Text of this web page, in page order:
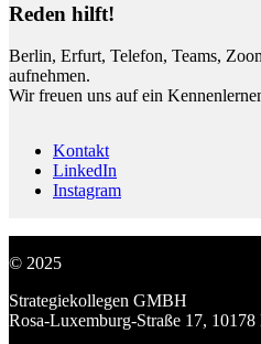
Reden hilft!
Berlin, Erfurt, Telefon, Teams,
aufnehmen.
Wir freuen uns auf ein
Kontakt
LinkedIn
Instagram
© 2025
Strategiekollegen GMBH
Rosa-Luxemburg-Straße 17, 10178